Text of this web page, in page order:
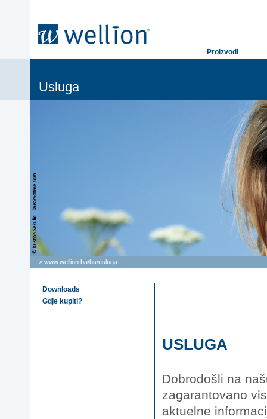
Proizvodi
Usluga
> www.wellion.ba/bs/usluga
Downloads
Gdje kupiti?
USLUGA
Dobrodošli na
zagarantovano
aktuelne